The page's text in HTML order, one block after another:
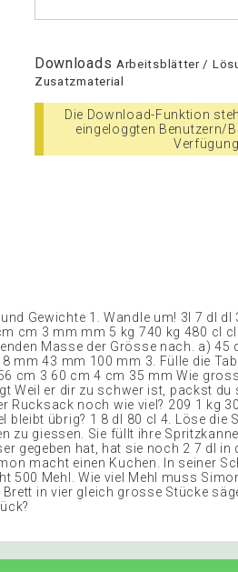
Downloads Arbeitsblätter /
Zusatzmaterial
Die Download-Funktion
eingeloggten Benutzern/
Verfügung.
Gewichte 1. Wandle um! 3l 7 dl
cm 3 mm mm 5 kg 740 kg 480 cl
Masse der Grösse nach. a) 45
mm 43 mm 100 mm 3. Fülle die
cm 3 60 cm 4 cm 35 mm Wie
Weil er dir zu schwer ist, packst du
Rucksack noch wie viel? 209 1 kg
bleibt übrig? 1 8 dl 80 cl 4. Löse die
zu giessen. Sie füllt ihre
gegeben hat, hat sie noch 2 7 dl in
macht einen Kuchen. In seiner
500 Mehl. Wie viel Mehl muss
in vier gleich grosse Stücke